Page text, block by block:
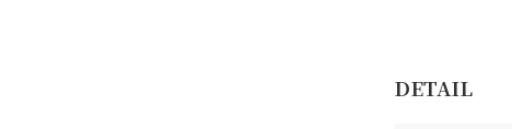
DETAIL